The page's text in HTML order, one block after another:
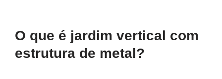
O que é jardim vertical com
estrutura de metal?